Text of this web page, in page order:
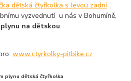
dětská čtyřkolka s levou zadní
vyzvednutí u nás v Bohumíně,
na dětskou
www.ctyrkolky-pitbike.cz
plynu dětská čtyřkolka